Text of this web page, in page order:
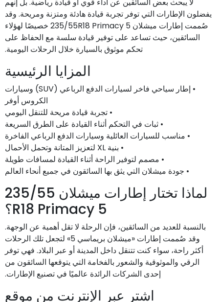
يفضلون الإطارات التي توفر تجربة قيادة هادئة ومتزنة ومريحة. وقد
صُممت إطارات ميشلان 235/55R18 Primacy 5 خصيصًا لهؤلاء
السائقين، حيث تساعد على توفير قيادة سلسة مع الحفاظ على
تحكم موثوق بالسيارة خلال الرحلات اليومية.
المزايا الرئيسية
• إطار سياحي فاخر لسيارات الدفع الرباعي (SUV) وسيارات
الكروس أوفر
• تجربة قيادة مريحة للتنقل اليومي
• ثبات في التحكم أثناء القيادة على الطرق السريعة
• مناسب للسيارات العائلية وسيارات الدفع الرباعي الفاخرة
• بنية XL لتعزيز المتانة وتحمل الأحمال
• مصمم لتوفير الراحة أثناء القيادة لمسافات طويلة
• جودة ميشلان التي يثق بها السائقون في جميع أنحاء العالم
لماذا تختار إطارات ميشلان 235/55
R18 Primacy 5؟
بالنسبة للعديد من السائقين، فإن الرحلة لا تقل أهمية عن الوجهة.
وقد صُممت إطارات «ميشلان بريماسي 5» لتجعل تلك الرحلات
أكثر راحة، سواء كنت تتنقل داخل المدينة أو عبر البلاد. فهي توفر
الرقي والموثوقية والشعور بالفخامة التي يتوقعها السائقون من
إحدى الشركات الرائدة عالميًا في تصنيع الإطارات.
اشترِ عبر الإنترنت من موقع